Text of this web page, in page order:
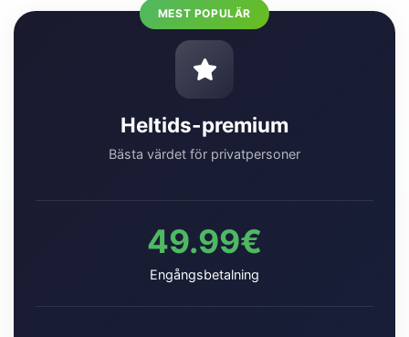
MEST POPULÄR
Heltids-premium
Bästa värdet för privatpersoner
49.99€
Engångsbetalning